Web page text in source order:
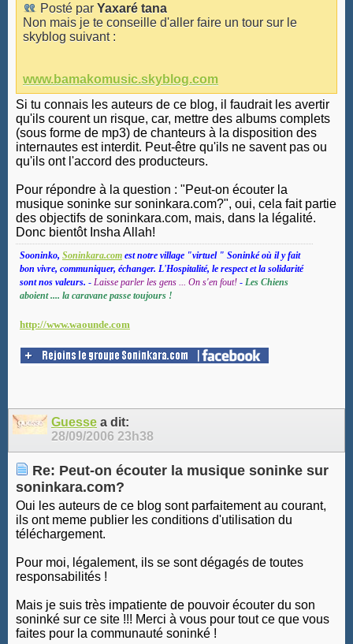
Posté par Yaxaré tana
Non mais je te conseille d'aller faire un tour sur le
skyblog suivant :
www.bamakomusic.skyblog.com
Si tu connais les auteurs de ce blog, il faudrait les avertir
qu'ils courent un risque, car, mettre des albums complets
(sous forme de mp3) de chanteurs à la disposition des
internautes est interdit. Peut-être qu'ils ne savent pas ou
qu'ils ont l'accord des producteurs.
Pour répondre à la question : "Peut-on écouter la
musique soninke sur soninkara.com?", oui, cela fait partie
des objectifs de soninkara.com, mais, dans la légalité.
Donc bientôt Insha Allah!
Sooninko, Soninkara.com est notre village "virtuel " Soninké où il y fait
bon vivre, communiquer, échanger. L'Hospitalité, le respect et la solidarité
sont nos valeurs. - Laisse parler les gens ... On s'en fout! - Les Chiens
aboient .... la caravane passe toujours !
http://www.waounde.com
Guesse a dit:
28/09/2006 23h38
Re: Peut-on écouter la musique soninke sur
soninkara.com?
Oui les auteurs de ce blog sont parfaitement au courant,
ils ont meme publier les conditions d'utilisation du
téléchargement.
Pour moi, légalement, ils se sont dégagés de toutes
responsabilités !
Mais je suis très impatiente de pouvoir écouter du son
soninké sur ce site !!! Merci à vous pour tout ce que vous
faites pour la communauté soninké !